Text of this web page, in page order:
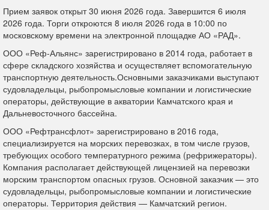
Прием заявок открыт 30 июня 2026 года. Завершится 6 июля
2026 года. Торги откроются 8 июля 2026 года в 10:00 по
московскому времени на электронной площадке АО «РАД».
ООО «Реф-Альянс» зарегистрировано в 2014 года, работает в
сфере складского хозяйства и осуществляет вспомогательную
транспортную деятельность.Основными заказчиками выступают
судовладельцы, рыбопромысловые компании и логистические
операторы, действующие в акватории Камчатского края и
Дальневосточного бассейна.
ООО «Рефтрансфлот» зарегистрировано в 2016 года,
специализируется на морских перевозках, в том числе грузов,
требующих особого температурного режима (рефрижераторы).
Компания располагает действующей лицензией на перевозки
морским транспортом опасных грузов. Основной заказчик — это
судовладельцы, рыбопромысловые компании и логистические
операторы. Территория действия — Камчатский регион.